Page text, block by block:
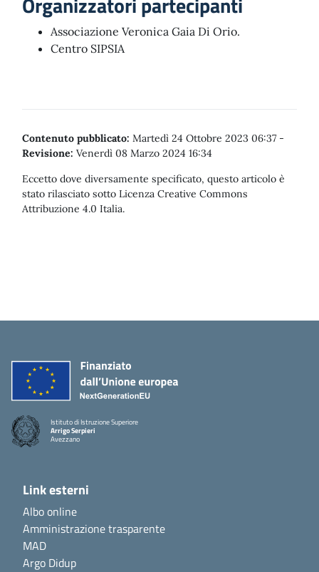
Associazione Veronica Gaia Di Orio.
Centro SIPSIA
Contenuto pubblicato: Martedì 24 Ottobre 2023 06:37 -
Revisione: Venerdì 08 Marzo 2024 16:34
Eccetto dove diversamente specificato, questo articolo è
stato rilasciato sotto Licenza Creative Commons
Attribuzione 4.0 Italia.
Istituto di Istruzione Superiore
Arrigo Serpieri
Avezzano
Link esterni
Albo online
Amministrazione trasparente
MAD
Argo Didup